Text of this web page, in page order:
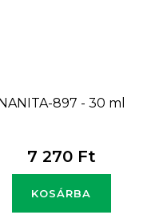
NANITA-897 - 30 ml
7 270 Ft
KOSÁRBA